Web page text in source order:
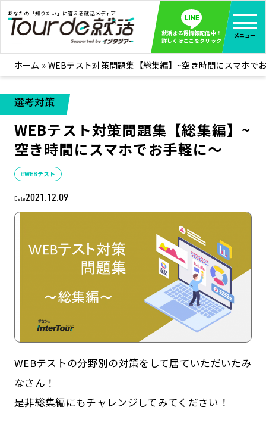
あなたの「知りたい」に答える就活メディア
就活まる得情報配信中！
詳しくはここをクリック
メニュー
就活ノウハウ 全て見る
企業まる見え！特捜部
みんなが知らない企業の裏側を徹底調査！
インタツアー活動レポ 全て見る
インタツアーを使ってどうだった？OBOG成功談
社会人インタビュー
社会人になった今、就活を振り返ってみた
学生就活ブログ 全て見る
学生ライターが教える、今就活でやるべきこと
企業・業界研究はインタツアー
ホーム » WEBテスト対策問題集【総集編】~空き時間にスマホで
選考対策
WEBテスト対策問題集【総集編】~
空き時間にスマホでお手軽に～
#WEBテスト
Date2021.12.09
WEBテストの分野別の対策をして居ていただいたみ
なさん！
是非総集編にもチャレンジしてみてください！